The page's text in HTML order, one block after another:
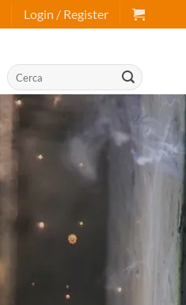
Login / Register
Search
for: